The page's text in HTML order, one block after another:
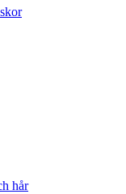
hår